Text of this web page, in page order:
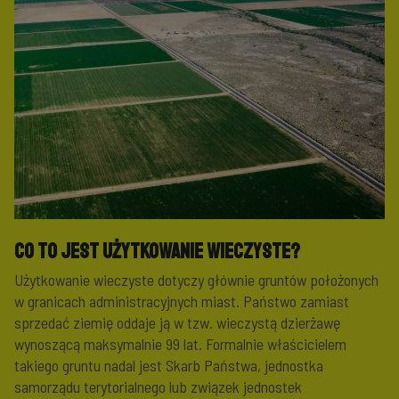
Co to jest użytkowanie wieczyste?
Użytkowanie wieczyste dotyczy głównie gruntów położonych
w granicach administracyjnych miast. Państwo zamiast
sprzedać ziemię oddaje ją w tzw. wieczystą dzierżawę
wynoszącą maksymalnie 99 lat. Formalnie właścicielem
takiego gruntu nadal jest Skarb Państwa, jednostka
samorządu terytorialnego lub związek jednostek